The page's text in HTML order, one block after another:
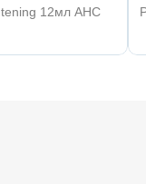
12мл AHC